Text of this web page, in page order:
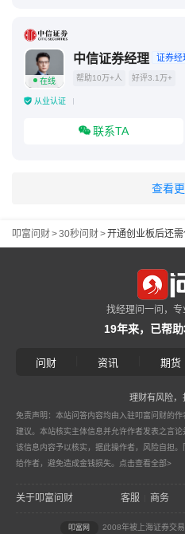
在线
中信证券经理 证券经
帮助10万+人 好评3.1万+
从业认证
联系TA
查看
叩富问财>30秒问财>
找经理问一问，
19年来，已帮
问财 资讯 期货
理财有风险，
免责声明：本站问答内容均由入驻叩富问财的
建议。本站核实主体信息并允许作者发表之言
该信息内容予以核实，据此操作者，风险自担
给作者，避免造成金钱损失。 点击查看全部>
关于叩富问财 客服 商务
叩富网 2008年被上海证券交